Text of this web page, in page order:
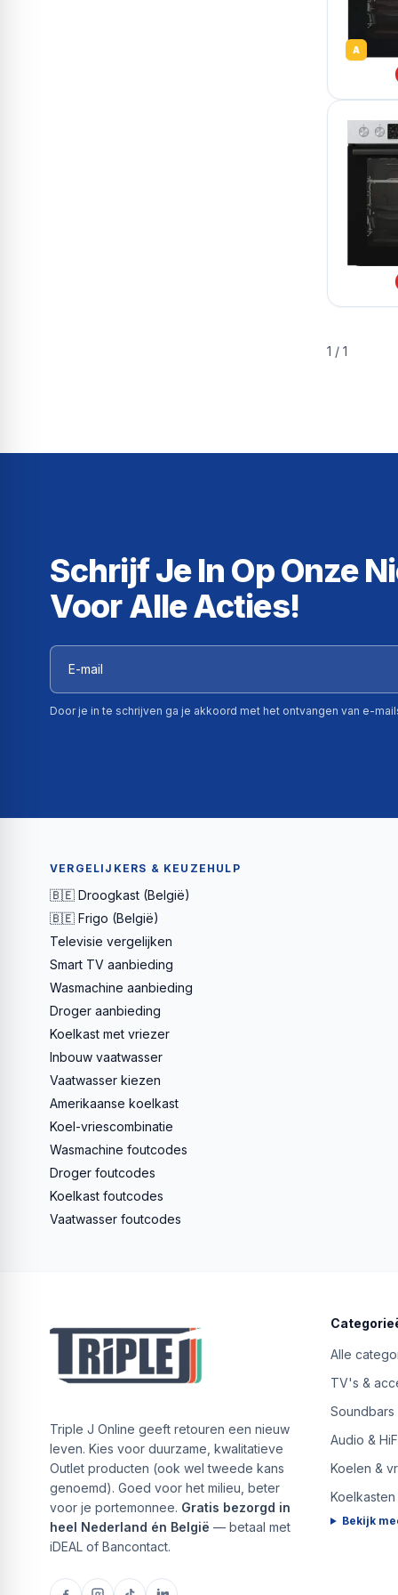
A
1 / 1
Schrijf Je In Op Onze
Voor Alle Acties!
Door je in te schrijven ga je akkoord met het ontvangen van e-
VERGELIJKERS & KEUZEHULP
🇧🇪 Droogkast (België)
🇧🇪 Frigo (België)
Televisie vergelijken
Smart TV aanbieding
Wasmachine aanbieding
Droger aanbieding
Koelkast met vriezer
Inbouw vaatwasser
Vaatwasser kiezen
Amerikaanse koelkast
Koel-vriescombinatie
Wasmachine foutcodes
Droger foutcodes
Koelkast foutcodes
Vaatwasser foutcodes
Triple J Online geeft retouren een nieuw
leven. Kies voor duurzame, kwalitatieve
Outlet producten (ook wel tweede kans
genoemd). Goed voor het milieu, beter
voor je portemonnee. Gratis bezorgd in
heel Nederland én België — betaal met
iDEAL of Bancontact.
Alle
TV's &
Soundbars
Audio &
Koelen &
Koelkasten
Bekijk